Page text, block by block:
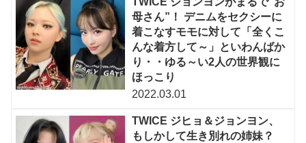
母さん”！ デニムをセクシーに
着こなすモモに対して「全くこ
んな着方して～」といわんばか
り・・ゆる～い2人の世界観に
ほっこり
2022.03.01
TWICE ジヒョ＆ジョンヨン、
もしかして生き別れの姉妹？